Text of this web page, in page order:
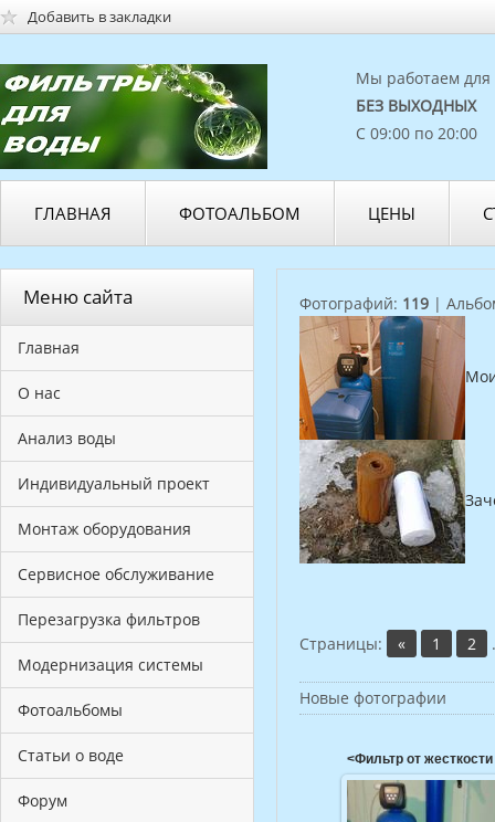
Добавить в закладки
Мы работаем для
БЕЗ ВЫХОДНЫХ
С 09:00 по 20:00
ГЛАВНАЯ ФОТОАЛЬБОМ ЦЕНЫ
Меню сайта
Главная
О нас
Анализ воды
Индивидуальный проект
Монтаж оборудования
Сервисное обслуживание
Перезагрузка фильтров
Модернизация системы
Фотоальбомы
Статьи о воде
Форум
Фотографий: 119 |
Страницы: « 1 2
Новые фотографии
<Фильтр от жесткости
06.06.2015